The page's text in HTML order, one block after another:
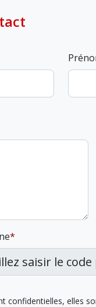
confidentielles, elles